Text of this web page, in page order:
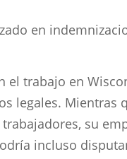
el trabajo en
legales. Mientras
su
incluso